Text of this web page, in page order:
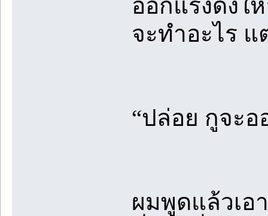
ออกแรงดึงใ
จะทำอะไร
“ปล่อย กูจะอ
ผมพูดแล้วเอ